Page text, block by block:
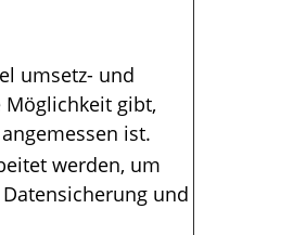
umsetz- und
gibt,
ist.
werden, um
und